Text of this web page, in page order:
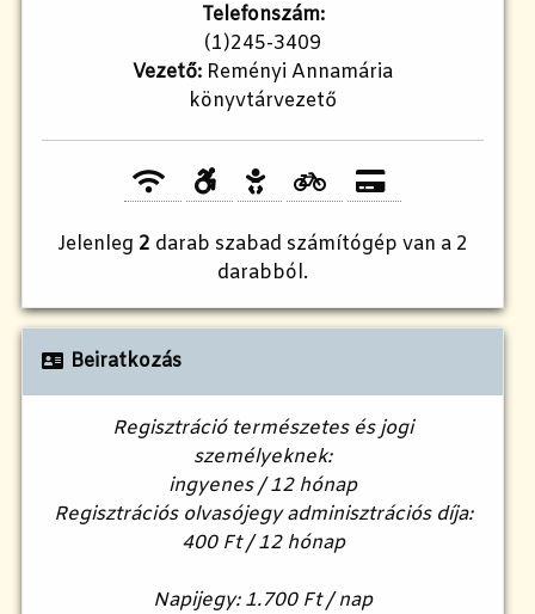
Telefonszám:
(1)245-3409
Vezető: Reményi Annamária
könyvtárvezető
Jelenleg 2 darab szabad számítógép van a 2
darabból.
Beiratkozás
Regisztráció természetes és jogi
személyeknek:
ingyenes / 12 hónap
Regisztrációs olvasójegy adminisztrációs díja:
400 Ft / 12 hónap
Napijegy: 1.700 Ft / nap